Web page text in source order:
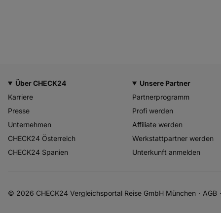
Über CHECK24
Karriere
Presse
Unternehmen
CHECK24 Österreich
CHECK24 Spanien
Unsere Partner
Partnerprogramm
Profi werden
Affiliate werden
Werkstattpartner werden
Unterkunft anmelden
© 2026 CHECK24 Vergleichsportal Reise GmbH München AGB